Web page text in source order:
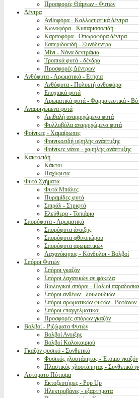
Προσφορές Θάμνων - Φυτών
Δέντρα
Ανθοφόρα - Καλλωπιστικά δέντρα
Κωνοφόρα - Κυπαρισσοειδή
Καρποφόρα - Οπωροφόρα δέντρα
Εσπεριδοειδή - Ξυνόδεντρα
Μίνι - Νάνα δεντράκια
Τροπικά φυτά - δένδρα
Προσφορές Δέντρων
Ανθόφυτα - Αρωματικά - Ετήσια
Ανθόφυτα - Πολυετή ανθοφόρα
Εποχιακά φυτά
Αρωματικά φυτά - Φαρμακευτικά -
Αναρριχώμενα φυτά
Αειθαλή αναρριχώμενα φυτά
Φυλλοβόλα αναρριχώμενα φυτά
Φοίνικες - Χαμαίρωπες
Φοινικοειδή υψηλής ανάπτυξης
Φοίνικες νάνοι - χαμηλής ανάπτυξης
Κακτοειδή
Κάκτοι
Παχύφυτα
Φυτά Σχήματα
Φυτά Μπάλες
Πυραμίδες φυτά
Σπιράλ - Στριφτά
Ελεύθερα - Τοπιάρια
Σπορόφυτα - Αρωματικά
Σπορόφυτα άνοιξης
Σπορόφυτα φθινοπώρου
Σπορόφυτα αρωματικών
Λαχανόκηπος - Κόνδυλοι - Βολβοί
Σπόροι Φυτών
Σπόροι γκαζόν
Σπόροι λαχανικών σε φάκελα
Βιολογικοί σπόροι - Παλιοί
Σπόροι ανθέων - λουλουδιών
Σπόροι αρωματικών φυτών - Βοτάνων
Σπόροι επαγγελματικοί
Προσφορές σπόρων γκαζόν
Βολβοί - Ριζώματα Φυτών
Βολβοί Ανοιξης
Βολβοί Καλοκαιριού
Γκαζόν φυσικό - Συνθετικό
Φυσικός χλοοτάπητας - Έτοιμο γκαζόν
Πλαστικός χλοοτάπητας - Συνθετικό
Αυτόματο Πότισμα
Εκτοξευτήρες - Pop Up
Ηλεκτροβάνες - εξαρτήματα